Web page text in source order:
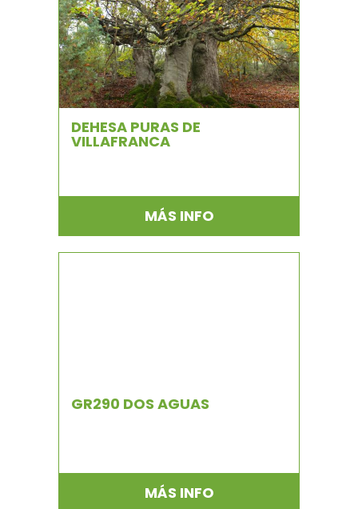
DEHESA PURAS DE
VILLAFRANCA
MÁS INFO
GR290 DOS AGUAS
MÁS INFO